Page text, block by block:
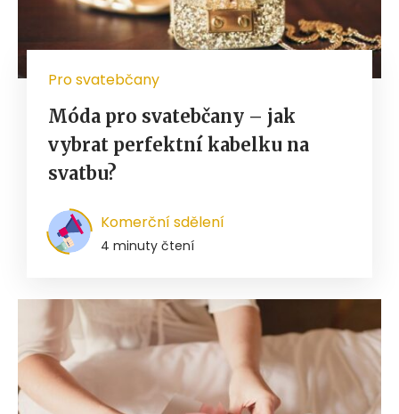
Pro svatebčany
Móda pro svatebčany – jak
vybrat perfektní kabelku na
svatbu?
Komerční sdělení
4 minuty čtení